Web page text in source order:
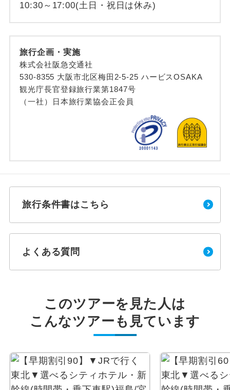
10:30～17:00(土日・祝日は休み)
旅行企画・実施
株式会社阪急交通社
530-8355 大阪市北区梅田2-5-25 ハービスOSAKA
観光庁長官登録旅行業第1847号
（一社）日本旅行業協会正会員
旅行条件書はこちら
よくある質問
このツアーを見た人は
こんなツアーも見ています